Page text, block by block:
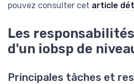
pouvez consulter cet article
Les
d'un iobsp de
Principales tâches et